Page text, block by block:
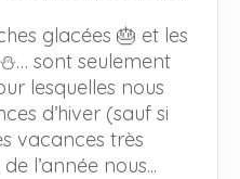
glacées 🎂 et les
sont seulement
lesquelles nous
d’hiver (sauf si
vacances très
l’année nous...